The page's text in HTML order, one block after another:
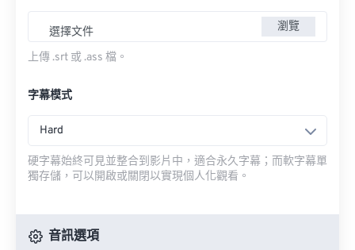
選擇文件 瀏覽
上傳 .srt 或 .ass 檔。
字幕模式
Hard
硬字幕始終可見並整合到影片中，適合永久字幕；而軟字幕單
獨存儲，可以開啟或關閉以實現個人化觀看。
音訊選項